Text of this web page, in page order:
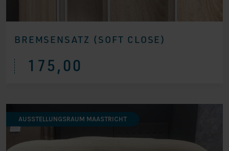
BREMSENSATZ (SOFT CLOSE)
175,00
AUSSTELLUNGSRAUM MAASTRICHT